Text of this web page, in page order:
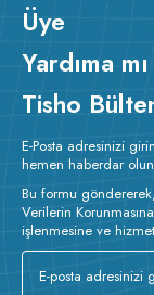
Üye
Yardıma
Tisho
E-Posta adresinizi
hemen haberdar
Bu formu
Verilerin
işlenmesine ve hizmet